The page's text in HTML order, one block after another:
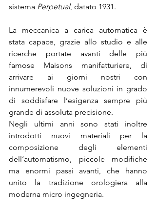
sistema Perpetual, datato 1931.
La meccanica a carica automatica è
stata capace, grazie allo studio e alle
ricerche portate avanti delle più
famose Maisons manifatturiere, di
arrivare ai giorni nostri con
innumerevoli nuove soluzioni in grado
di soddisfare l’esigenza sempre più
grande di assoluta precisione.
Negli ultimi anni sono stati inoltre
introdotti nuovi materiali per la
composizione degli elementi
dell’automatismo, piccole modifiche
ma enormi passi avanti, che hanno
unito la tradizione orologiera alla
moderna micro ingegneria.